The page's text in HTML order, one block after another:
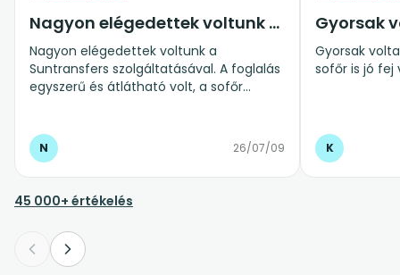
Nagyon elégedettek voltunk a…
Nagyon elégedettek voltunk a
Suntransfers szolgáltatásával. A foglalás
egyszerű és átlátható volt, a sofőr
biztonságos volt, az egész reptéri
transzfer teljesen stresszmentesen
zajlott. Különösen jó érzés volt, hogy
érkezés után nem kellett taxit keresgélni
vagy szervezkedni, minden
gördülékenyen ment. Bátran ajánlom
mindenkinek, aki megbízható és profi
transzferszolgáltatást keres. ⭐⭐⭐⭐⭐
N 26/07/09
Gyorsak
Gyorsak
sofőr is jó fej
K
45 000+ értékelés